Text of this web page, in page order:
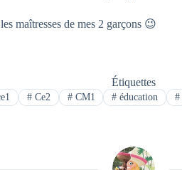
maîtresses de mes 2 garçons 😉
Étiquettes
#Ce2 #CM1 # éducation #